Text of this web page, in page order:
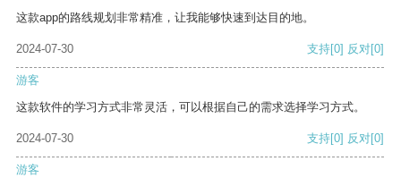
这款app的路线规划非常精准，让我能够快速到达目的地。
2024-07-30 支持[0] 反对[0]
游客
这款软件的学习方式非常灵活，可以根据自己的需求选择学习方式。
2024-07-30 支持[0] 反对[0]
游客